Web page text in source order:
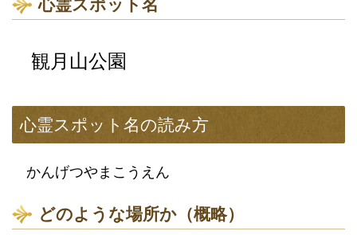
心霊スポット名
観月山公園
心霊スポット名の読み方
かんげつやまこうえん
どのような場所か（概略）